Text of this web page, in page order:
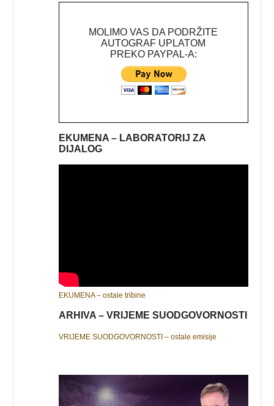
MOLIMO VAS DA PODRŽITE
AUTOGRAF UPLATOM
PREKO PAYPAL-A:
EKUMENA – LABORATORIJ ZA
DIJALOG
EKUMENA – ostale tribine
ARHIVA – VRIJEME SUODGOVORNOSTI
VRIJEME SUODGOVORNOSTI – ostale emisije